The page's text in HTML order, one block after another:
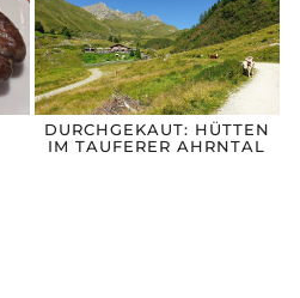
DURCHGEKAUT: HÜTTEN
IM TAUFERER AHRNTAL